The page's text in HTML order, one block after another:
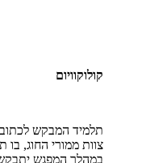
קולוקוויום
תלמיד המבקש
צוות ממורי החוג,
במהלך המפגש יתבקש